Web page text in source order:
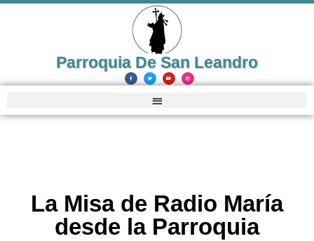
Parroquia De San Leandro
La Misa de Radio María
desde la Parroquia